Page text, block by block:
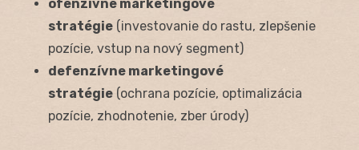
ofenzívne marketingové
stratégie (investovanie do rastu, zlepšenie
pozície, vstup na nový segment)
defenzívne marketingové
stratégie (ochrana pozície, optimalizácia
pozície, zhodnotenie, zber úrody)